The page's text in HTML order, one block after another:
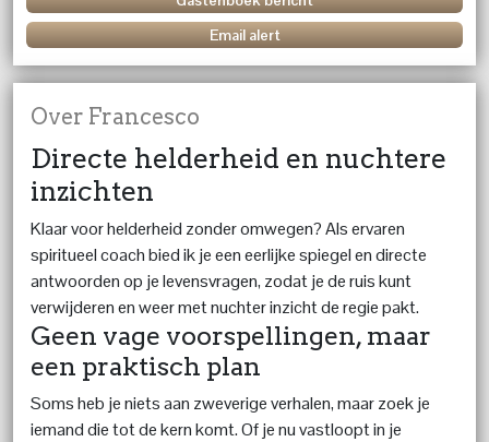
Email alert
Over Francesco
Directe helderheid en nuchtere
inzichten
Klaar voor helderheid zonder omwegen? Als ervaren
spiritueel coach bied ik je een eerlijke spiegel en directe
antwoorden op je levensvragen, zodat je de ruis kunt
verwijderen en weer met nuchter inzicht de regie pakt.
Geen vage voorspellingen, maar
een praktisch plan
Soms heb je niets aan zweverige verhalen, maar zoek je
iemand die tot de kern komt. Of je nu vastloopt in je